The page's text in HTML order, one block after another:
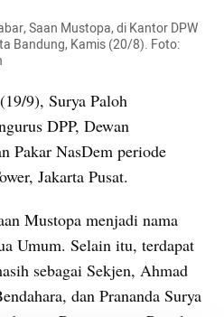
Saan Mustopa, di Kantor DPW
Bandung, Kamis (20/8). Foto:
9), Surya Paloh
DPP, Dewan
Pakar NasDem periode
Jakarta Pusat.
Mustopa menjadi nama
Umum. Selain itu, terdapat
sebagai Sekjen, Ahmad
dan Prananda Surya